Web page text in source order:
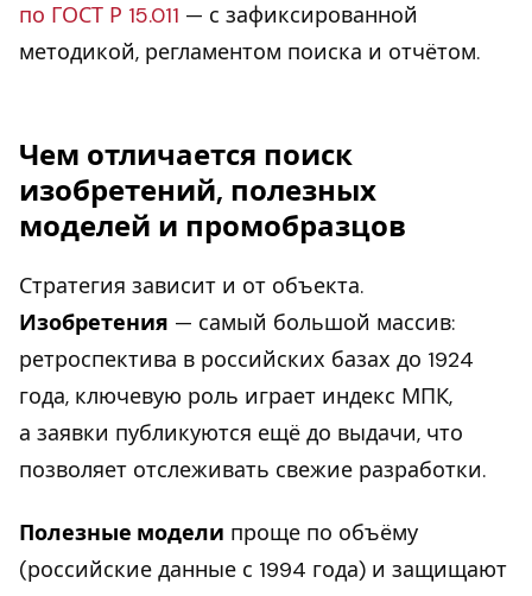
по ГОСТ Р 15.011 — с зафиксированной
методикой, регламентом поиска и отчётом.
Чем отличается поиск
изобретений, полезных
моделей и промобразцов
Стратегия зависит и от объекта.
Изобретения — самый большой массив:
ретроспектива в российских базах до 1924
года, ключевую роль играет индекс МПК,
а заявки публикуются ещё до выдачи, что
позволяет отслеживать свежие разработки.
Полезные модели проще по объёму
(российские данные с 1994 года) и защищают